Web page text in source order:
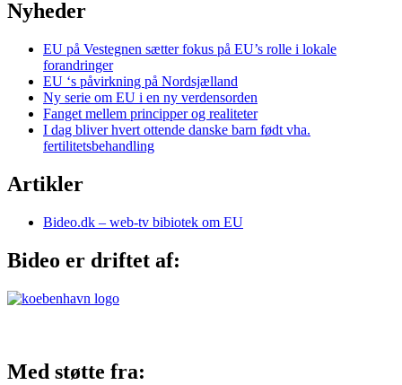
Nyheder
EU på Vestegnen sætter fokus på EU’s rolle i lokale
forandringer
EU ‘s påvirkning på Nordsjælland
Ny serie om EU i en ny verdensorden
Fanget mellem principper og realiteter
I dag bliver hvert ottende danske barn født vha.
fertilitetsbehandling
Artikler
Bideo.dk – web-tv bibiotek om EU
Bideo er driftet af:
Med støtte fra: